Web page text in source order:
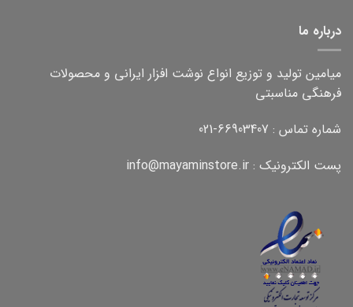
درباره ما
میامین تولید و توزیع انواع نوشت افزار ایرانی و محصولات
فرهنگی مناسبتی
شماره تماس : 66903407-021
پست الکترونیک : info@mayaminstore.ir